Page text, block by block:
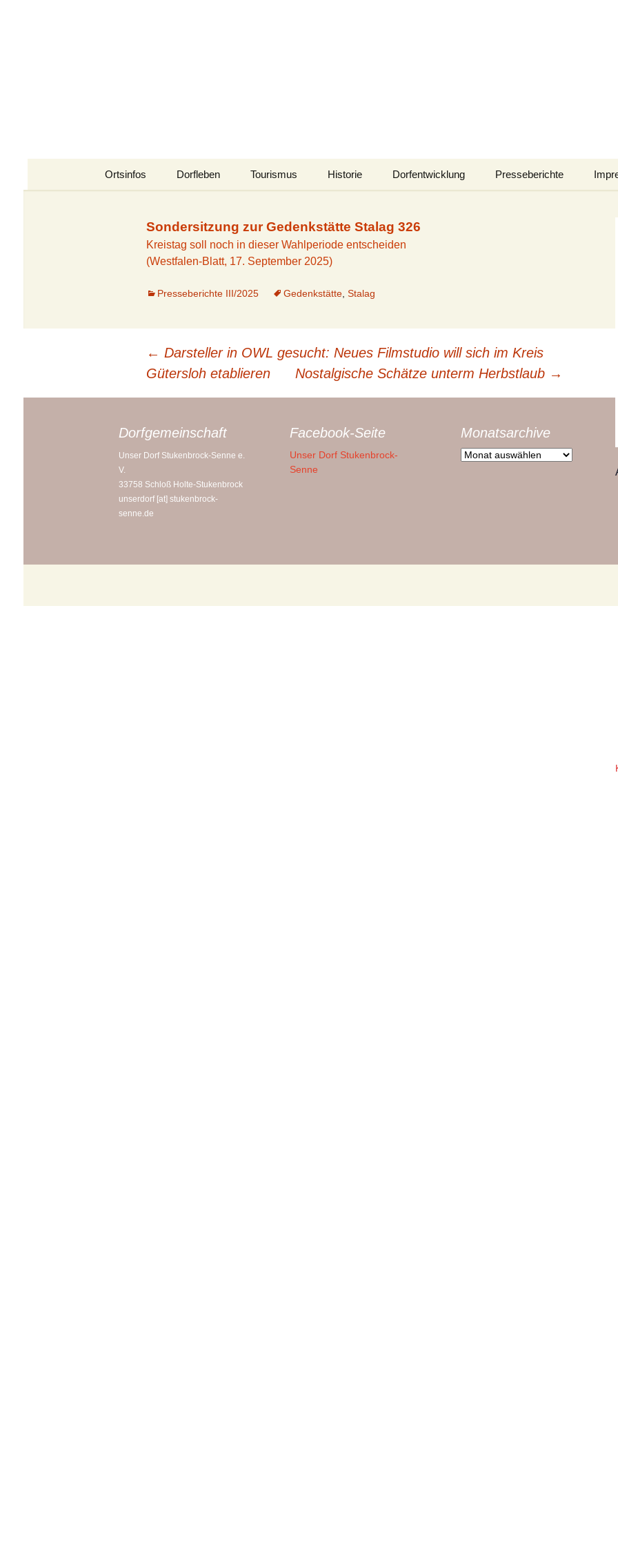
Ortsinfos
Die A33 im Wandel
Dorfleben
Veranstaltungen im
Jahresverlauf
Neujahrsschwimmen
Karneval
Osterfeuer
Maibaum
Vogelschießen
Pfarrfest
Senne
Videos
Tourismus
Ems-Erlebniswelt
Safariland
Sennesee
NSG Furlbachtal
Gaststätten &
Pensionen
Historie
spannende Zeitreise
Geschichte”
Sowj. Ehrenfriedhof
(Westfalenhöfe)
Dorfentwicklung
IKEK SHS
Kreiswettbewerb 2017
Landeswettbewerb 2015
Kreiswettbewerb 2008
Presseberichte
Presseberichte 2022
Presseberichte 2021
Presseberichte 2018
Sondersitzung zur Gedenkstätte Stalag 326
Kreistag soll noch in dieser Wahlperiode entscheiden
(Westfalen-Blatt, 17. September 2025)
Presseberichte III/2025 Gedenkstätte, Stalag
Beitragsnavigation
← Darsteller in OWL gesucht: Neues Filmstudio will sich im Kreis
Gütersloh etablieren
Nostalgische Schätze unterm Herbstlaub →
Dorfgemeinschaft
Unser Dorf Stukenbrock-Senne e.
V.
33758 Schloß Holte-Stukenbrock
unserdorf [at] stukenbrock-
senne.de
Facebook-Seite
Unser Dorf Stukenbrock-
Senne
Monatsarchive
Monatsarchive